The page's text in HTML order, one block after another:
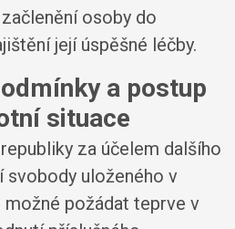
osoby do
její úspěšné léčby.
a postup
situace
za účelem dalšího
uloženého v
požádat teprve v